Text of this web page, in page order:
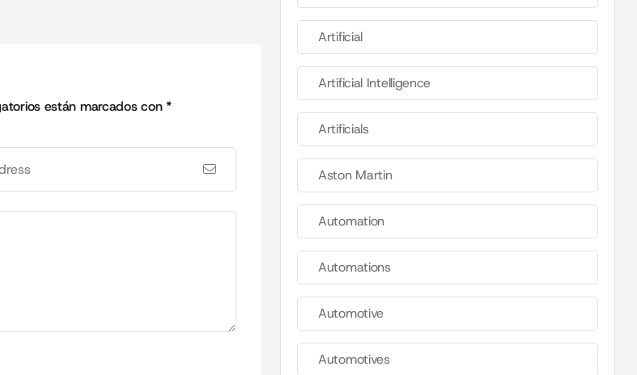
están marcados con*
Artificial
Artificial Intelligence
Artificials
Aston Martin
Automation
Automations
Automotive
Automotives